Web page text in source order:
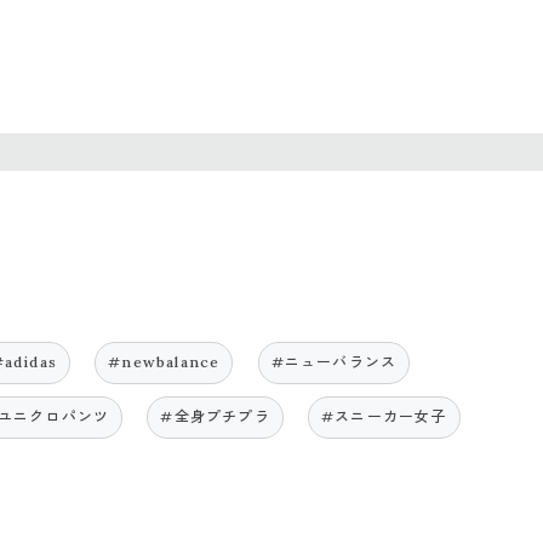
#newbalance #ニューバランス
ニクロパンツ #全身プチプラ #スニーカー女子